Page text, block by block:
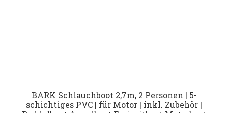
BARK Schlauchboot 2,7m, 2 Personen | 5-
schichtiges PVC | für Motor | inkl. Zubehör |